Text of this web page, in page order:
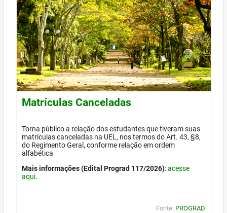
Matrículas Canceladas
Torna público a relação dos estudantes que tiveram suas
matrículas canceladas na UEL, nos termos do Art. 43, §8,
do Regimento Geral, conforme relação em ordem
alfabética
Mais informações (Edital Prograd 117/2026):acesse
aqui.
Fonte: PROGRAD